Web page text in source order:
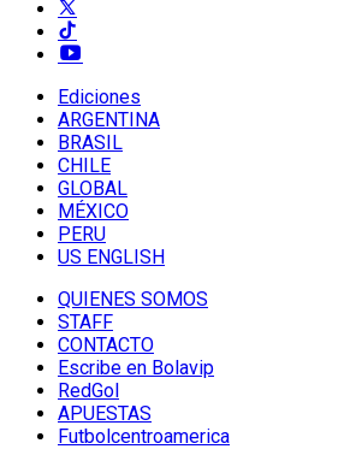
Ediciones
ARGENTINA
BRASIL
CHILE
GLOBAL
MÉXICO
PERU
US ENGLISH
QUIENES SOMOS
STAFF
CONTACTO
Escribe en Bolavip
RedGol
APUESTAS
Futbolcentroamerica